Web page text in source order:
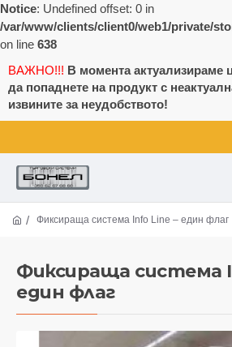
Notice: Undefined offset: 0 in
/var/www/clients/client0/web1/private/
on line 638
ВАЖНО!!! В момента актуализираме
да попаднете на продукт с
извините за неудобството!
Фиксираща система Info Line – един флаг
Фиксираща система
един флаг